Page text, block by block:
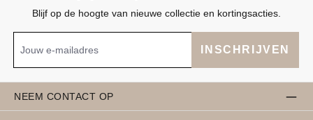
Blijf op de hoogte van nieuwe collectie en kortingsacties.
INSCHRIJVEN
NEEM CONTACT OP